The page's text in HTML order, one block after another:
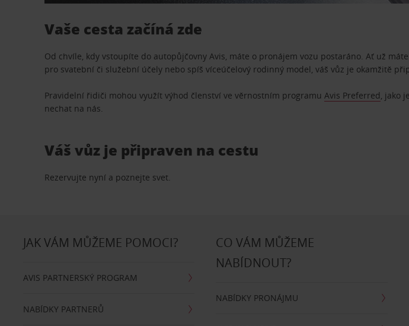
Vaše cesta začíná zde
Od chvíle, kdy vstoupíte do autopůjčovny Avis, máte o pronájem vozu postaráno. Ať už
pro svatební či služební účely nebo spíš víceúčelový rodinný model, váš vůz je okamžitě
Pravidelní řidiči mohou využít výhod členství ve věrnostním programuAvis Preferred, jako
nechat na nás.
Váš vůz je připraven na cestu
Rezervujte nyní a poznejte svet.
JAK VÁM MŮŽEME POMOCI?
AVIS PARTNERSKÝ PROGRAM
NABÍDKY PARTNERŮ
CO VÁM MŮŽEME
NABÍDNOUT?
NABÍDKY PRONÁJMU